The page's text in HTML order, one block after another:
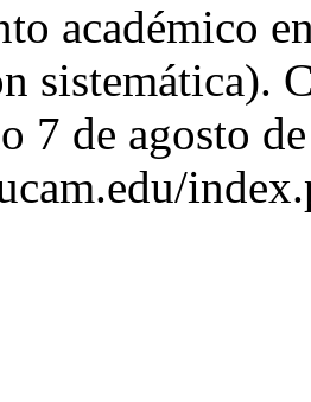
académico
sistemática).
7 de agosto